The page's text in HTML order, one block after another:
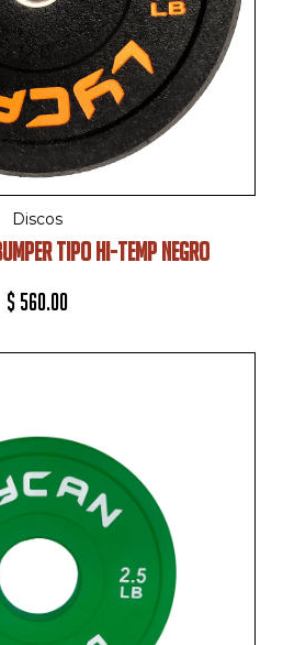
Discos
TIPO HI-TEMP NEGRO
$ 560.00